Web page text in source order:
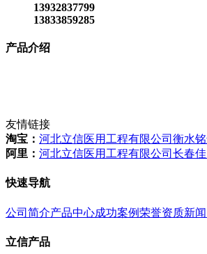
13932837799
13833859285
产品介绍
友情链接
淘宝： 河北立信医用工程有限公司 衡水
阿里： 河北立信医用工程有限公司 长春
快速导航
公司简介产品中心成功案例荣誉资质新
立信产品